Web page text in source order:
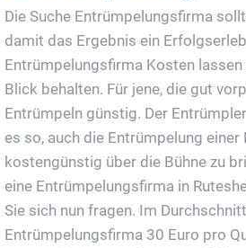
Die Suche Entrümpelungsfirma
damit das Ergebnis ein
Entrümpelungsfirma Kosten
Blick behalten. Für jene, die gut
Entrümpeln günstig. Der
es so, auch die Entrümpelung einer
kostengünstig über die Bühne zu
eine Entrümpelungsfirma in
Sie sich nun fragen. Im
Entrümpelungsfirma 30 Euro pro